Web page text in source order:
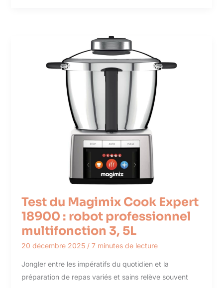
Test du Magimix Cook Expert
18900 : robot professionnel
multifonction 3, 5L
20 décembre 2025 / 7 minutes de lecture
Jongler entre les impératifs du quotidien et la
préparation de repas variés et sains relève souvent